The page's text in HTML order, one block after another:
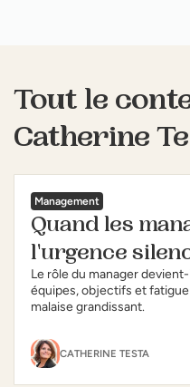
Tout le
Catherine
Management
Quand les
l'urgence
Le rôle du manager
équipes, objectifs et fatigue
malaise grandissant.
CATHERINE TESTA